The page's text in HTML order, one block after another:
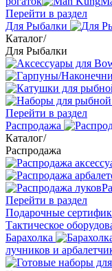
Перейти в раздел
Для Рыбалки
Каталог/
Для Рыбалки
Перейти в раздел
Распродажа
Каталог/
Распродажа
Перейти в раздел
Подарочные
Тактическое
Барахолка
лучников и